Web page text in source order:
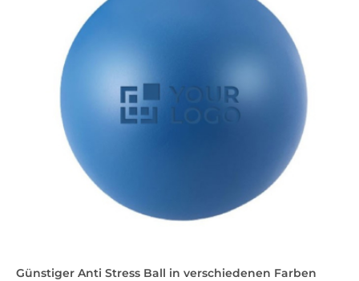
Günstiger Anti Stress Ball in verschiedenen Farben